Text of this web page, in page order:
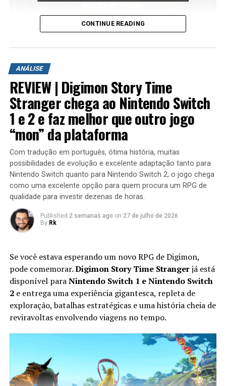
A aventura leva o jogador para ilhas inéditas e diferentes
possível encontrar novas armas, aprimorar os
equipamentos com upgrades e completar diversas
missões que variam bastante em estrutura. Algumas
colocam o jogador contra grandes hordas de inimigos
em áreas abertas, enquanto outras acontecem em
regiões subterrâneas repletas de desafios, incluindo
inimigos mais poderosos e torres que precisam ser
destruídas dentro de um limite de tempo para que a
missão seja concluída.
Apesar do foco na experiência solo, o multiplayer
continua presente. Você pode chamar amigos para
participar das missões ou entrar nas salas de outros
jogadores para completar sessões cooperativas e
conquistar recompensas adicionais, aumentando ainda
mais a longevidade da aventura.
CONTINUE READING
ANÁLISE
REVIEW | Digimon Story Time
Stranger chega ao Nintendo Switch
1 e 2 e faz melhor que outro jogo
“mon” da plataforma
Com tradução em português, ótima história, muitas
possibilidades de evolução e excelente adaptação tanto para
Nintendo Switch quanto para Nintendo Switch 2, o jogo chega
como uma excelente opção para quem procura um RPG de
qualidade para investir dezenas de horas.
Published 2 semanas ago on 27 de julho de 2026
By Rk
Se você estava esperando um novo RPG de Digimon,
pode comemorar.Digimon Story Time Strangerjá está
disponível paraNintendo Switch 1 e Nintendo Switch
2e entrega uma experiência gigantesca, repleta de
exploração, batalhas estratégicas e uma história cheia de
reviravoltas envolvendo viagens no tempo.